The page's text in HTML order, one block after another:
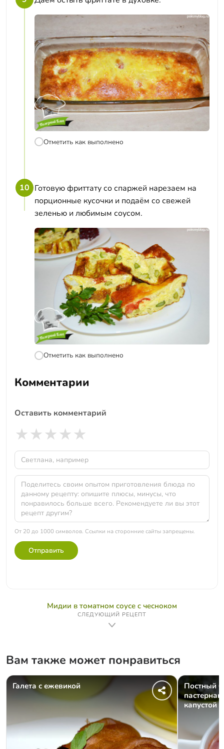
Отметить как выполнено
10 Готовую фриттату со спаржей нарезаем на
порционные кусочки и подаём со свежей
зеленью и любимым соусом.
Отметить как выполнено
Комментарии
Оставить комментарий
★★★★★
От 20 до 1000 символов. Ссылки на сторонние сайты запрещены.
Отправить
Мидии в томатном соусе c чесноком
СЛЕДУЮЩИЙ РЕЦЕПТ
Вам также может понравиться
Галета с ежевикой
Постный
капустой